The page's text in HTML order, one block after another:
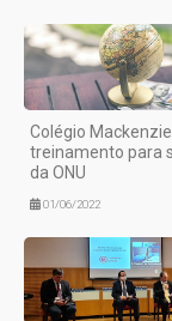
Colégio
treinamento para
da ONU
01/06/2022